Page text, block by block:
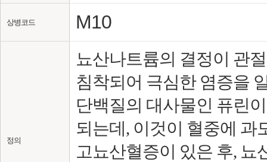
상병코드 M10
정의
뇨산나트륨의 결정이 관
침착되어 극심한 염증을
단백질의 대사물인 퓨린
되는데, 이것이 혈중에 과
고뇨산혈증이 있은 후, 뇨